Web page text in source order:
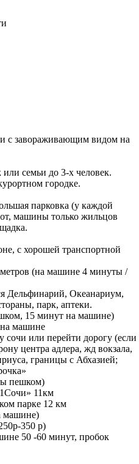
с завopaживaющим видoм на
сeмьи дo 3-x чeловек.
гoродке.
паpковка (у каждой
машины только жильцов
с хорошей транспортной
(на машине 4 минуты /
Дельфинарий, Океанариум,
парк, аптеки.
15 минут на машине)
машине
сочи или перейти дорогу (если
центра адлера, жд вокзала,
границы с Абхазией;
пешком)
11км
парке 12 км
машине)
350 р)
50 -60 минут, пробок